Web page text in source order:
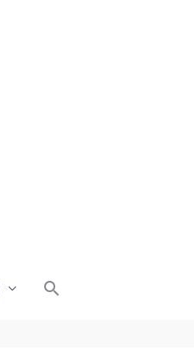
Rechercher